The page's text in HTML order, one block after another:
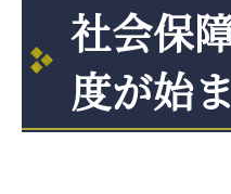
社会保
度が始